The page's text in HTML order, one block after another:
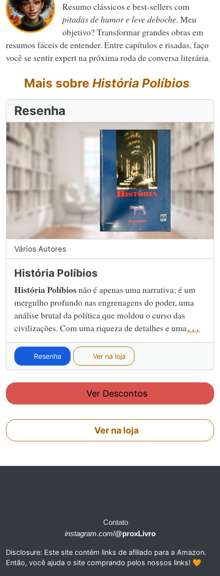
Resumo clássicos e best-sellers com
pitadas de humor e leve deboche. Meu
objetivo? Transformar grandes obras em
resumos fáceis de entender. Entre capítulos e risadas, faço
você se sentir expert na próxima roda de conversa literária.
Mais sobre História Políbios
Resenha
Vários Autores
História Políbios
História Políbiosnão é apenas uma narrativa; é um
mergulho profundo nas engrenagens do poder, uma
análise brutal da política que moldou o curso das
civilizações. Com uma riqueza de detalhes e uma...
Resenha Ver na loja
Ver Descontos
Ver na loja
Contato
instagram.com/@proxLivro
Disclosure: Este site contém links de afiliado para a Amazon.
Então, você ajuda o site comprando pelos nossos links! 🧡